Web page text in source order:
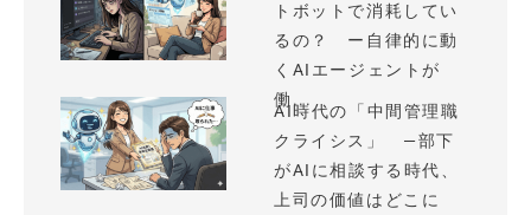
トボットで消耗してい
るの？ ー自律的に動
くAIエージェントが
働...
AI時代の「中間管理職
クライシス」 —部下
がAIに相談する時代、
上司の価値はどこに